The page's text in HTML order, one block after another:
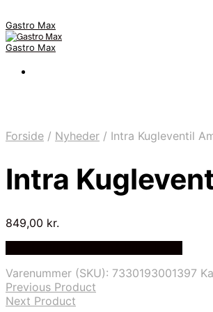
Gastro Max
Gastro Max
Forside / Nyheder / Intra Kugleventil
Intra
849,00 kr.
Varenummer (SKU): 7330193001397
Previous Product
Next Product